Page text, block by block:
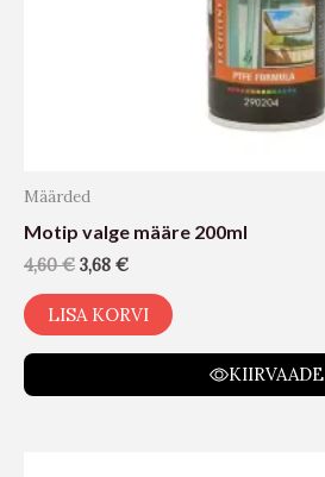
Määrded
Motip valge määre 200ml
4,60€ 3,68 €
LISA KORVI
KIIRVAADE